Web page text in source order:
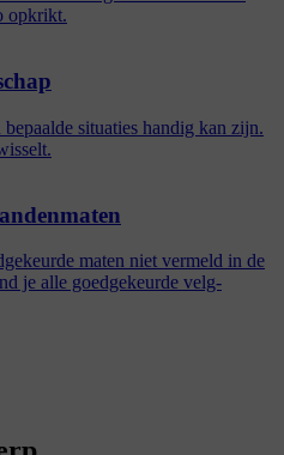
opkrikt.
situaties handig kan zijn.
maten niet vermeld in de
je alle goedgekeurde velg-